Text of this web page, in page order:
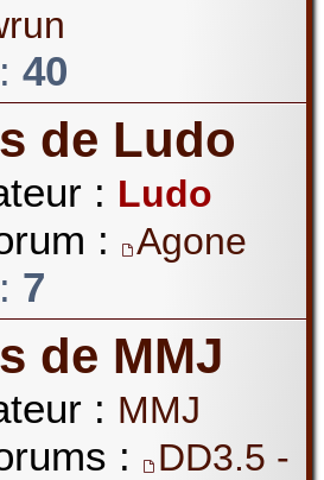
40
de Ludo
: Ludo
: Agone
7
de MMJ
: MMJ
:
DD3.5 -